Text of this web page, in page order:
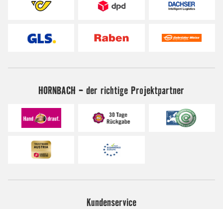
HORNBACH - der richtige Projektpartner
Kundenservice